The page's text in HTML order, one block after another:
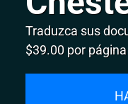
Traduzca sus
$39.00 por